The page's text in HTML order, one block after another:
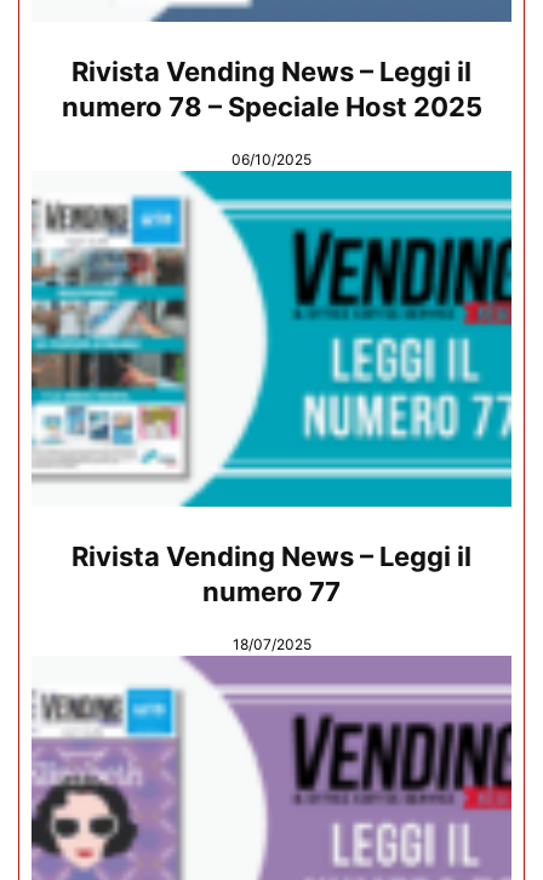
Rivista Vending News – Leggi il
numero 78 – Speciale Host 2025
06/10/2025
Rivista Vending News – Leggi il
numero 77
18/07/2025